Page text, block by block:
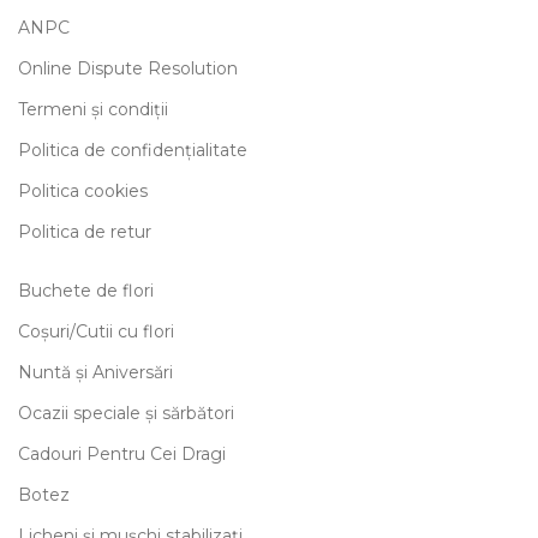
ANPC
Online Dispute Resolution
Termeni și condiții
Politica de confidențialitate
Politica cookies
Politica de retur
Buchete de flori
Coșuri/Cutii cu flori
Nuntă și Aniversări
Ocazii speciale și sărbători
Cadouri Pentru Cei Dragi
Botez